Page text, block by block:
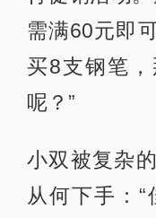
需满60元即
买8支钢笔
呢？”
小双被复杂
从何下手：